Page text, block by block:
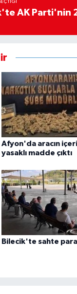
AK Parti'nin
Afyon'da aracın
yasaklı madde çıktı
Bilecik'te sahte para